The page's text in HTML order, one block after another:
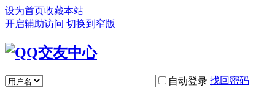
设为首页收藏本站
开启辅助访问 切换到窄版
自动登录 找回密码